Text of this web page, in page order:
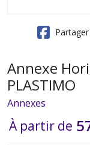
Partager
Annexe
PLASTIMO
Annexes
À partir de